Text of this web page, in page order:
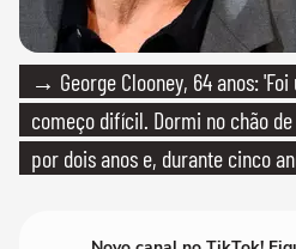
→ George Clooney, 64 anos: 'Foi
começo difícil. Dormi no chão
por dois anos e, durante cinco